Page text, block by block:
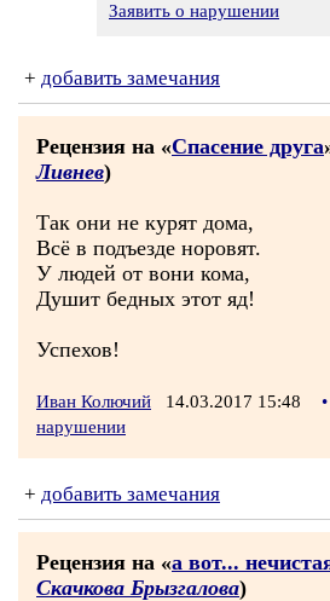
Заявить о нарушении
+ добавить замечания
Рецензия на «Спасение друга
Ливнев)
Так они не курят дома,
Всё в подъезде норовят.
У людей от вони кома,
Душит бедных этот яд!
Успехов!
Иван Колючий 14.03.2017 15:48 •
нарушении
+ добавить замечания
Рецензия на «а вот...
Скачкова Брызгалова)